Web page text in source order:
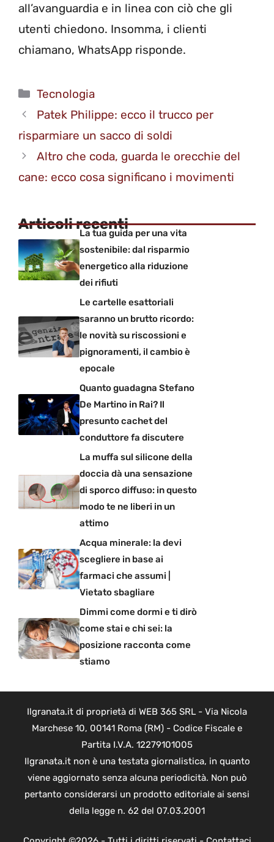
all’avanguardia e in linea con ciò che gli
utenti chiedono. Insomma, i clienti
chiamano, WhatsApp risponde.
Categorie
Tecnologia
Patek Philippe: ecco il trucco per
risparmiare un sacco di soldi
Altro che coda, guarda le orecchie del
cane: ecco cosa significano i movimenti
Articoli recenti
La tua guida per una vita
sostenibile: dal risparmio
energetico alla riduzione
dei rifiuti
Le cartelle esattoriali
saranno un brutto ricordo:
le novità su riscossioni e
pignoramenti, il cambio è
epocale
Quanto guadagna Stefano
De Martino in Rai? Il
presunto cachet del
conduttore fa discutere
La muffa sul silicone della
doccia dà una sensazione
di sporco diffuso: in questo
modo te ne liberi in un
attimo
Acqua minerale: la devi
scegliere in base ai
farmaci che assumi |
Vietato sbagliare
Dimmi come dormi e ti dirò
come stai e chi sei: la
posizione racconta come
stiamo
Ilgranata.it di proprietà di WEB 365 SRL - Via Nicola
Marchese 10, 00141 Roma (RM) - Codice Fiscale e
Partita I.V.A. 12279101005
Ilgranata.it non è una testata giornalistica, in quanto
viene aggiornato senza alcuna periodicità. Non può
pertanto considerarsi un prodotto editoriale ai sensi
della legge n. 62 del 07.03.2001